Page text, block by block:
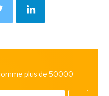
plus de 50000